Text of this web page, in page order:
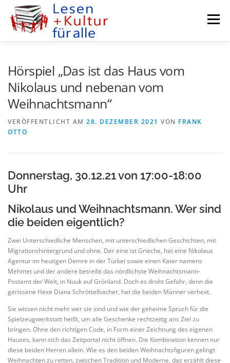
Inhalt
springen
Menü
PODCASTS KULTUR MEETS BUSINESS
Hörspiel „Das ist das Haus vom
Nikolaus und nebenan vom
Weihnachtsmann“
VERÖFFENTLICHT AM 28. DEZEMBER 2021 VON FRANK
OTTO
Donnerstag, 30.12.21 von 17:00-18:00
Uhr
Nikolaus und Weihnachtsmann. Wer sind
die beiden eigentlich?
Zwei Unterschiedliche Menschen, mit unterschiedlichen Geschichten, mit
Migrationshintergrund und ohne. Der eine ist Grieche, hat eine Nikolaus
Agentur im heutigen Demre in der Türkei sowie einen Kater namens
Mehmet und der andere betreibt das nördlichste Weihnachtsmann-
Postamt der Welt, in Nuuk auf Grönland. Doch es droht Gefahr, denn die
gerissene Hexe Diana Schröttelbacher, hat die beiden Männer verhext.
Sie wissen nicht mehr wer sie sind und wie der geheime Spruch für die
Spielzeugwerkstatt heißt, um alle Geschenke rechtzeitig ans Ziel zu
bringen. Ohne den richtigen Code, in Form einer Zeichnung des eigenen
Hauses, kann sich das Zeitportal nicht öffnen. Die Kombination kennen nur
diese beiden Herren allein. Wie es den beiden Weihnachtsfiguren gelingt
Weihnachten zu retten, zwischen Tradition und Moderne, das erzählt diese